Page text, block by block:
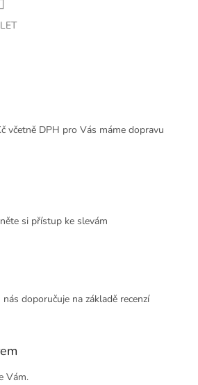
včetně DPH pro Vás máme dopravu
si přístup ke slevám
doporučuje na základě recenzí
Vám.